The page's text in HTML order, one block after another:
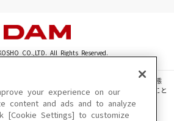
CO.,LTD. All Rights Reserved.
の文章・画像・写真・動画・音声等を、手段や形態
を超えて無断で複製、転載、ファイル化などすること
りご利用いただけない場合があります。
your experience on our
content and ads and to analyze
[Cookie Settings] to customize